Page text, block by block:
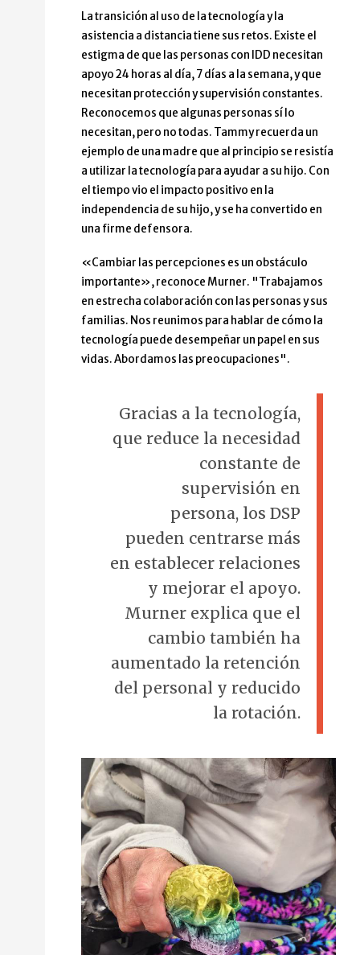
La transición al uso de la tecnología y la
asistencia a distancia tiene sus retos. Existe el
estigma de que las personas con IDD necesitan
apoyo 24 horas al día, 7 días a la semana, y que
necesitan protección y supervisión constantes.
Reconocemos que algunas personas sí lo
necesitan, pero no todas. Tammy recuerda un
ejemplo de una madre que al principio se resistía
a utilizar la tecnología para ayudar a su hijo. Con
el tiempo vio el impacto positivo en la
independencia de su hijo, y se ha convertido en
una firme defensora.
«Cambiar las percepciones es un obstáculo
importante», reconoce Murner. "Trabajamos
en estrecha colaboración con las personas y sus
familias. Nos reunimos para hablar de cómo la
tecnología puede desempeñar un papel en sus
vidas. Abordamos las preocupaciones".
Gracias a la tecnología,
que reduce la necesidad
constante de
supervisión en
persona, los DSP
pueden centrarse más
en establecer relaciones
y mejorar el apoyo.
Murner explica que el
cambio también ha
aumentado la retención
del personal y reducido
la rotación.